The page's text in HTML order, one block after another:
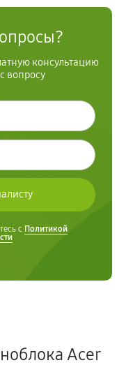
консультацию
вопросу
с Политикой
Acer